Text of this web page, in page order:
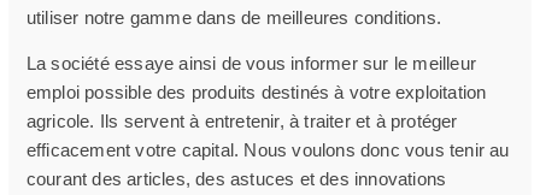
utiliser notre gamme dans de meilleures conditions.
La société essaye ainsi de vous informer sur le meilleur
emploi possible des produits destinés à votre exploitation
agricole. Ils servent à entretenir, à traiter et à protéger
efficacement votre capital. Nous voulons donc vous tenir au
courant des articles, des astuces et des innovations